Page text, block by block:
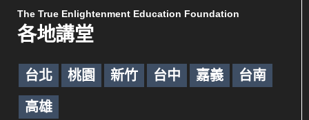
The True Enlightenment Education Foundation
各地講堂
台北 桃園 新竹 台中 嘉義 台南
高雄